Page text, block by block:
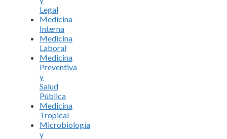
Legal
Medicina
Interna
Medicina
Laboral
Medicina
Preventiva
y
Salud
Pública
Medicina
Tropical
Microbiología
y